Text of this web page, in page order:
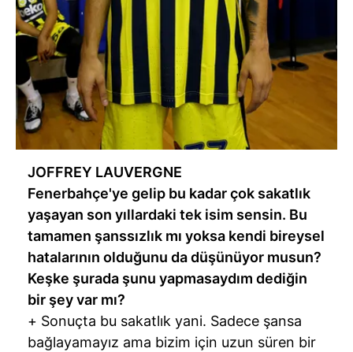
JOFFREY LAUVERGNE
Fenerbahçe'ye gelip bu kadar çok sakatlık
yaşayan son yıllardaki tek isim sensin. Bu
tamamen şanssızlık mı yoksa kendi bireysel
hatalarının olduğunu da düşünüyor musun?
Keşke şurada şunu yapmasaydım dediğin
bir şey var mı?
+ Sonuçta bu sakatlık yani. Sadece şansa
bağlayamayız ama bizim için uzun süren bir